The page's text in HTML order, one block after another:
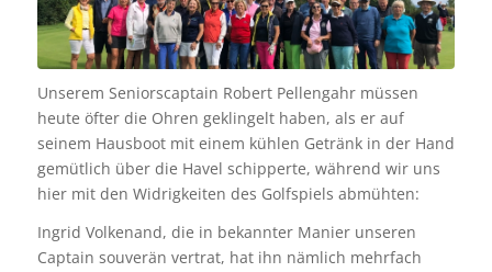
Unserem Seniorscaptain Robert Pellengahr müssen
heute öfter die Ohren geklingelt haben, als er auf
seinem Hausboot mit einem kühlen Getränk in der Hand
gemütlich über die Havel schipperte, während wir uns
hier mit den Widrigkeiten des Golfspiels abmühten:
Ingrid Volkenand, die in bekannter Manier unseren
Captain souverän vertrat, hat ihn nämlich mehrfach